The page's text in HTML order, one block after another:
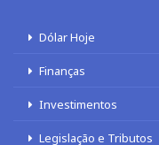
Dólar Hoje
Finanças
Investimentos
Legislação e Tributos